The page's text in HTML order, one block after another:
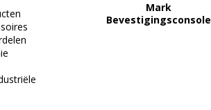
Mark
Bevestigingsconsole